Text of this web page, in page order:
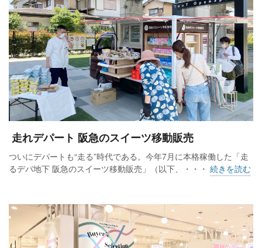
走れデパート 阪急のスイーツ移動販売
ついにデパートも“走る”時代である。今年7月に本格稼働した「走
るデパ地下 阪急のスイーツ移動販売」（以下、・・・ 続きを読む